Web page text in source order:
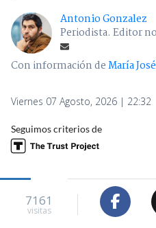
Antonio Gonzalez
Periodista. Editor
Con información deMaría
Viernes 07 Agosto, 2026 | 22:32
Seguimos criterios de
7161
visitas